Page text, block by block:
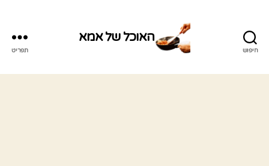
חיפוש
של
האוכל של אמא
תפריט